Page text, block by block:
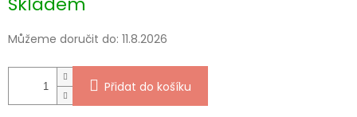
cena:
Můžeme doručit do: 11.8.2026
Přidat do košíku